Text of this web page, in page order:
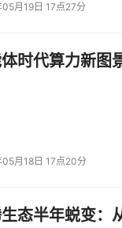
层医生“不敢看、看
辅助基层医生提升
月19日 17点27分
时代算力新图
月18日 17点20分
态半年蜕变：